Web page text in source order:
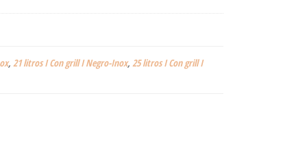
, 21 litros I Con grill I Negro-Inox, 25 litros I Con grill I